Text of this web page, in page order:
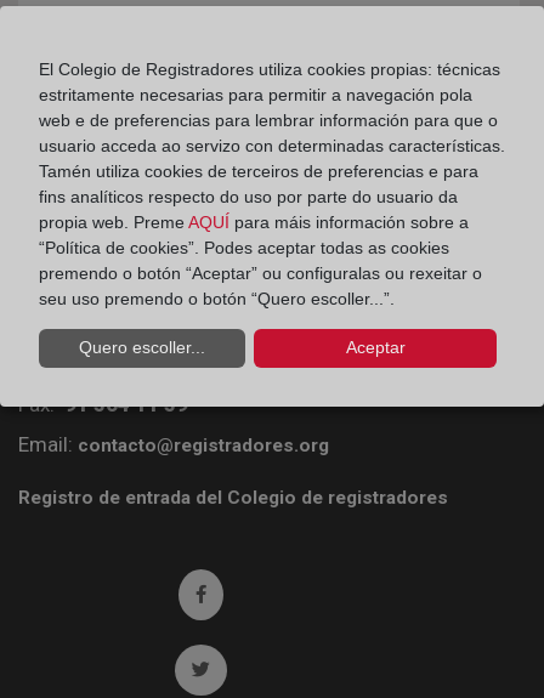
Colegio de Registradores
Príncipe de Vergara 70. 28006 Madrid
Teléfono:91 270 17 96
Fax:91 564 11 59
Email: contacto@registradores.org
Registro de entrada del Colegio de registradores
Ir a facebook (abre en ventana nueva)
Ir a twitter (abre en ventana nueva)
El Colegio de Registradores utiliza cookies propias: técnicas
estritamente necesarias para permitir a navegación pola
web e de preferencias para lembrar información para que o
usuario acceda ao servizo con determinadas características.
Tamén utiliza cookies de terceiros de preferencias e para
fins analíticos respecto do uso por parte do usuario da
propia web. Preme AQUÍ para máis información sobre a
“Política de cookies”. Podes aceptar todas as cookies
premendo o botón “Aceptar” ou configuralas ou rexeitar o
seu uso premendo o botón “Quero escoller...”.
Quero escoller... Aceptar